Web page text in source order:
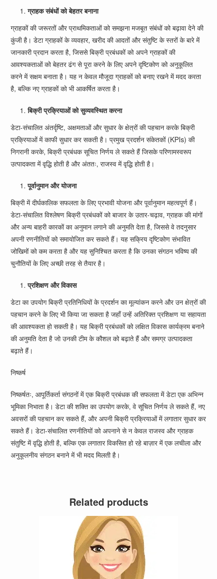
ग्राहक संबंधों को बेहतर बनाना
ग्राहकों की जरूरतों और प्राथमिकताओं को समझना मजबूत संबंधों को बढ़ावा देने की
कुंजी है। डेटा ग्राहकों के व्यवहार, खरीद की आदतों और संतुष्टि के स्तरों के बारे में
जानकारी प्रदान करता है, जिससे बिक्री प्रबंधकों को अपने ग्राहकों की
आवश्यकताओं को बेहतर ढंग से पूरा करने के लिए अपने दृष्टिकोण को अनुकूलित
करने में सक्षम बनाता है। यह न केवल मौजूदा ग्राहकों को बनाए रखने में मदद करता
है, बल्कि नए ग्राहकों को भी आकर्षित करता है।
बिक्री प्रक्रियाओं को सुव्यवस्थित करना
डेटा-संचालित अंतर्दृष्टि, अक्षमताओं और सुधार के क्षेत्रों की पहचान करके बिक्री
प्रक्रियाओं में काफी सुधार कर सकती है। प्रमुख प्रदर्शन संकेतकों (KPIs) की
निगरानी करके, बिक्री प्रबंधक सूचित निर्णय ले सकते हैं जिसके परिणामस्वरूप
उत्पादकता में वृद्धि होती है और अंततः, राजस्व में वृद्धि होती है।
पूर्वानुमान और योजना
बिक्री में दीर्घकालिक सफलता के लिए प्रभावी योजना और पूर्वानुमान महत्वपूर्ण हैं।
डेटा-संचालित विश्लेषण बिक्री प्रबंधकों को बाजार के उतार-चढ़ाव, ग्राहक की मांगों
और अन्य बाहरी कारकों का अनुमान लगाने की अनुमति देता है, जिससे वे तदनुसार
अपनी रणनीतियों को समायोजित कर सकते हैं। यह सक्रिय दृष्टिकोण संभावित
जोखिमों को कम करता है और यह सुनिश्चित करता है कि उनका संगठन भविष्य की
चुनौतियों के लिए अच्छी तरह से तैयार है।
प्रशिक्षण और विकास
डेटा का उपयोग बिक्री प्रतिनिधियों के प्रदर्शन का मूल्यांकन करने और उन क्षेत्रों की
पहचान करने के लिए भी किया जा सकता है जहाँ उन्हें अतिरिक्त प्रशिक्षण या सहायता
की आवश्यकता हो सकती है। यह बिक्री प्रबंधकों को लक्षित विकास कार्यक्रम बनाने
की अनुमति देता है जो उनकी टीम के कौशल को बढ़ाते हैं और समग्र उत्पादकता
बढ़ाते हैं।
निष्कर्ष
निष्कर्षतः, आपूर्तिकर्ता संगठनों में एक बिक्री प्रबंधक की सफलता में डेटा एक अभिन्न
भूमिका निभाता है। डेटा की शक्ति का उपयोग करके, वे सूचित निर्णय ले सकते हैं, नए
अवसरों की पहचान कर सकते हैं, और अपनी बिक्री प्रक्रियाओं में लगातार सुधार कर
सकते हैं। डेटा-संचालित रणनीतियों को अपनाने से न केवल राजस्व और ग्राहक
संतुष्टि में वृद्धि होती है, बल्कि एक लगातार विकसित हो रहे बाज़ार में एक लचीला और
अनुकूलनीय संगठन बनाने में भी मदद मिलती है।
Related products